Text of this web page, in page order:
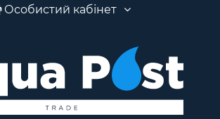
Особистий кабінет